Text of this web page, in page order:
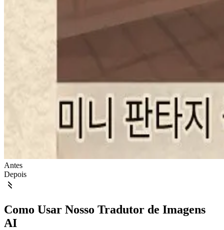
Antes
Depois
Como Usar Nosso Tradutor de Imagens
AI